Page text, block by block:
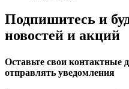
Подпишитесь и
новостей и акций
Оставьте свои контактные
отправлять уведомления